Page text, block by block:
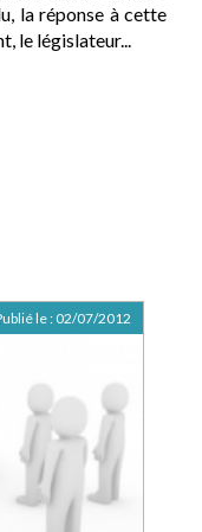
la réponse à cette
le législateur...
le : 02/07/2012